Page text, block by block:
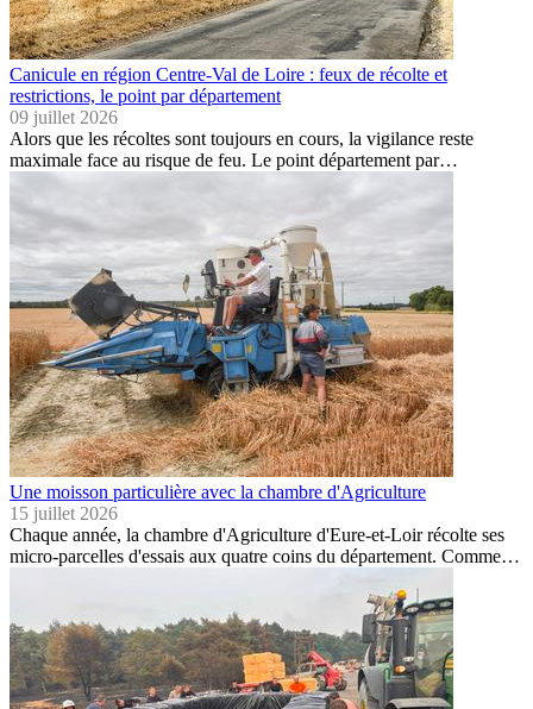
Canicule en région Centre-Val de Loire : feux de récolte et
restrictions, le point par département
09 juillet 2026
Alors que les récoltes sont toujours en cours, la vigilance reste
maximale face au risque de feu. Le point département par…
Une moisson particulière avec la chambre d'Agriculture
15 juillet 2026
Chaque année, la chambre d'Agriculture d'Eure-et-Loir récolte ses
micro-parcelles d'essais aux quatre coins du département. Comme…